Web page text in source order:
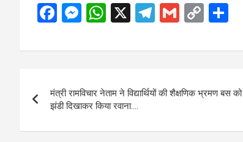
F
ce
o
o
k
M
se
g
er
W
at
A
p
p
X
T
e
a
G
ail
C
py
n
navigation
मंत्री रामविचार नेताम ने विद्यार्थियों की शैक्षणिक भ्रमण बस को
झंडी दिखाकर किया रवाना….